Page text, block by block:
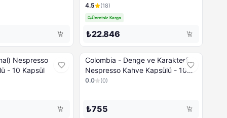
4.5 (18)
Ücretsiz Kargo
₺22.846
- 10 Kapsül
Colombia - Denge ve Karakterli
Nespresso Kahve Kapsülü - 10
Kapsül
0.0 (0)
₺755